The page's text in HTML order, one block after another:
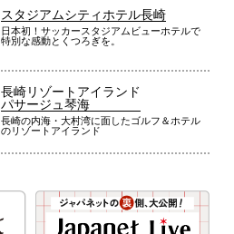
スタジアムシティホテル長崎
日本初！サッカースタジアムビューホテルで
特別な感動とくつろぎを。
長崎リゾートアイランド
パサージュ琴海
長崎の内海・大村湾に面したゴルフ＆ホテル
のリゾートアイランド